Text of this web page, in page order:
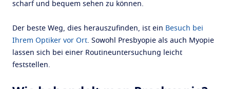
scharf und bequem sehen zu können.
Der beste Weg, dies herauszufinden, ist ein Besuch bei
Ihrem Optiker vor Ort. Sowohl Presbyopie als auch Myopie
lassen sich bei einer Routineuntersuchung leicht
feststellen.